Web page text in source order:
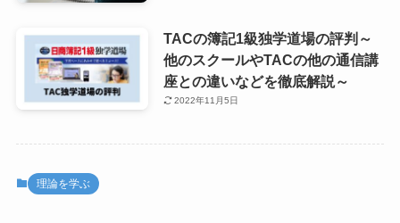
TACの簿記1級独学道場の評判～
他のスクールやTACの他の通信講
座との違いなどを徹底解説～
2022年11月5日
理論を学ぶ